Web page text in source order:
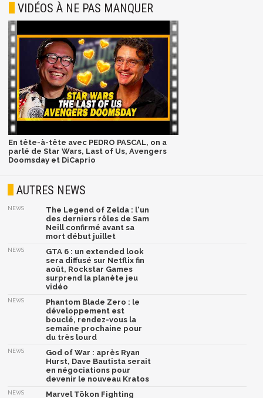
VIDÉOS À NE PAS MANQUER
En tête-à-tête avec PEDRO PASCAL, on a
parlé de Star Wars, Last of Us, Avengers
Doomsday et DiCaprio
AUTRES NEWS
NEWS
The Legend of Zelda : l'un
des derniers rôles de Sam
Neill confirmé avant sa
mort début juillet
NEWS
GTA 6 : un extended look
sera diffusé sur Netflix fin
août, Rockstar Games
surprend la planète jeu
vidéo
NEWS
Phantom Blade Zero : le
développement est
bouclé, rendez-vous la
semaine prochaine pour
du très lourd
NEWS
God of War : après Ryan
Hurst, Dave Bautista serait
en négociations pour
devenir le nouveau Kratos
NEWS Marvel Tōkon Fighting